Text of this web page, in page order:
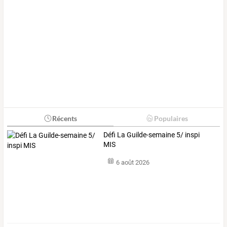
Récents Populaires
Défi La Guilde-semaine 5/ inspi
MIS
6 août 2026